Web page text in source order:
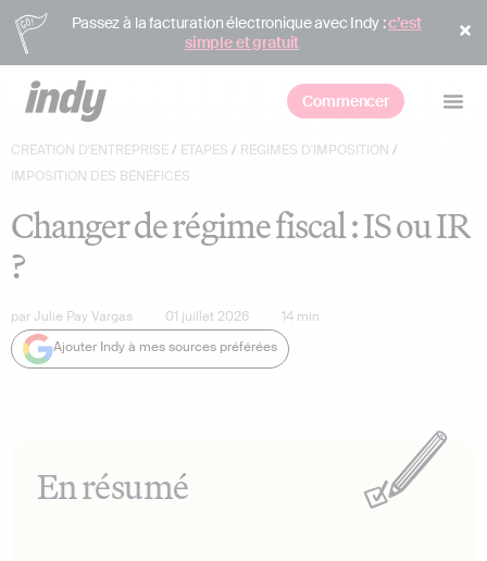
Passez à la facturation électronique avec Indy :c’est
simple et gratuit
Commencer
CRÉATION D'ENTREPRISE/ ETAPES / RÉGIMES D'IMPOSITION /
IMPOSITION DES BÉNÉFICES
Changer de régime fiscal : IS ou IR
?
parJulie Pay Vargas 01 juillet 2026 14 min
Ajouter Indy à mes sources préférées
En résumé